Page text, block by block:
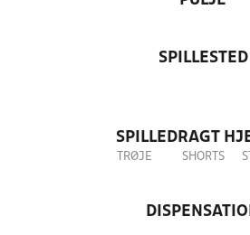
SPILLESTED
SPILLEDRAGT
TRØJE SHORTS